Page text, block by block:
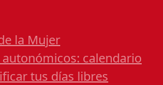
la Mujer
calendario
tus días libres